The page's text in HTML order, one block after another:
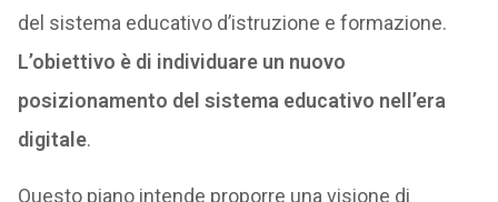
del sistema educativo d’istruzione e formazione.
L’obiettivo è di individuare un nuovo
posizionamento del sistema educativo nell’era
digitale.
Questo piano intende proporre una visione di